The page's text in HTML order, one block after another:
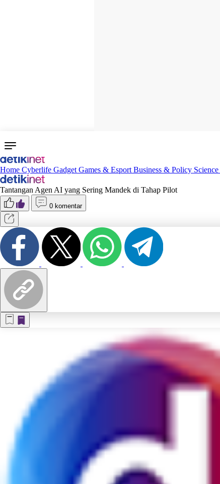
Home Cyberlife Gadget Games & Esport Business & Policy Science
Tantangan Agen AI yang Sering Mandek di Tahap Pilot
0 komentar